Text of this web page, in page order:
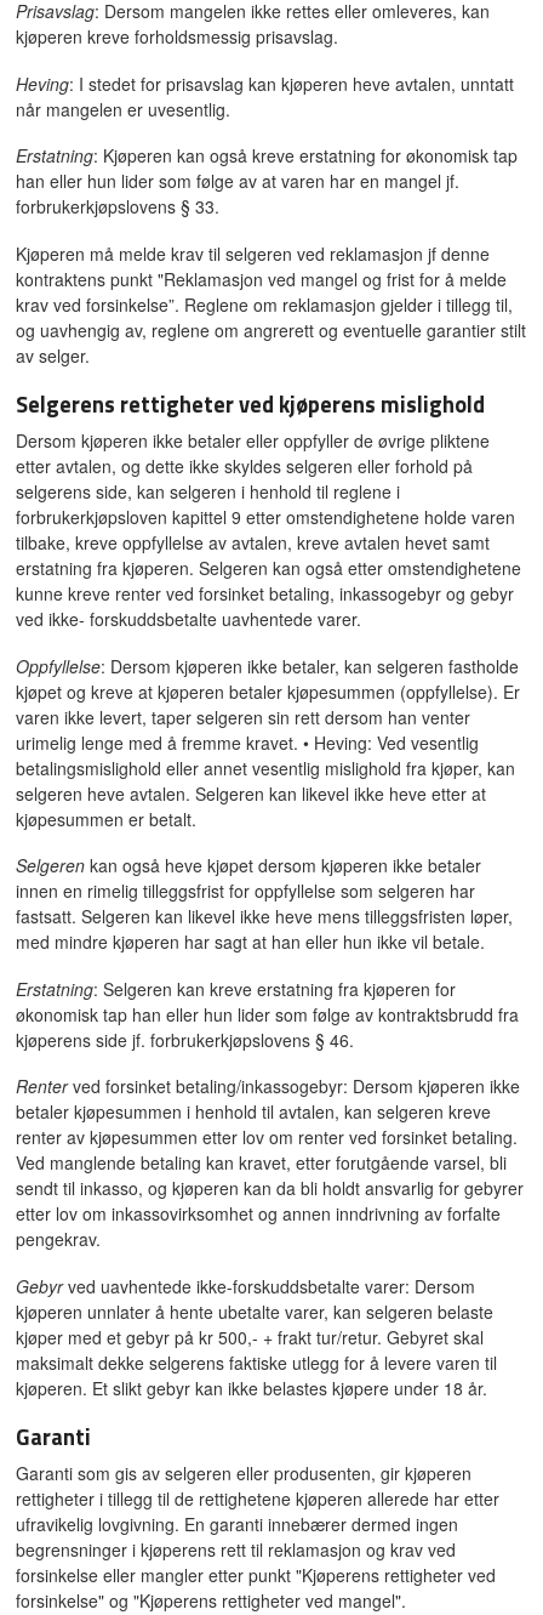
Prisavslag: Dersom mangelen ikke rettes eller omleveres, kan
kjøperen kreve forholdsmessig prisavslag.
Heving: I stedet for prisavslag kan kjøperen heve avtalen, unntatt
når mangelen er uvesentlig.
Erstatning: Kjøperen kan også kreve erstatning for økonomisk tap
han eller hun lider som følge av at varen har en mangel jf.
forbrukerkjøpslovens § 33.
Kjøperen må melde krav til selgeren ved reklamasjon jf denne
kontraktens punkt "Reklamasjon ved mangel og frist for å melde
krav ved forsinkelse”. Reglene om reklamasjon gjelder i tillegg til,
og uavhengig av, reglene om angrerett og eventuelle garantier stilt
av selger.
Selgerens rettigheter ved kjøperens mislighold
Dersom kjøperen ikke betaler eller oppfyller de øvrige pliktene
etter avtalen, og dette ikke skyldes selgeren eller forhold på
selgerens side, kan selgeren i henhold til reglene i
forbrukerkjøpsloven kapittel 9 etter omstendighetene holde varen
tilbake, kreve oppfyllelse av avtalen, kreve avtalen hevet samt
erstatning fra kjøperen. Selgeren kan også etter omstendighetene
kunne kreve renter ved forsinket betaling, inkassogebyr og gebyr
ved ikke- forskuddsbetalte uavhentede varer.
Oppfyllelse: Dersom kjøperen ikke betaler, kan selgeren fastholde
kjøpet og kreve at kjøperen betaler kjøpesummen (oppfyllelse). Er
varen ikke levert, taper selgeren sin rett dersom han venter
urimelig lenge med å fremme kravet. • Heving: Ved vesentlig
betalingsmislighold eller annet vesentlig mislighold fra kjøper, kan
selgeren heve avtalen. Selgeren kan likevel ikke heve etter at
kjøpesummen er betalt.
Selgeren kan også heve kjøpet dersom kjøperen ikke betaler
innen en rimelig tilleggsfrist for oppfyllelse som selgeren har
fastsatt. Selgeren kan likevel ikke heve mens tilleggsfristen løper,
med mindre kjøperen har sagt at han eller hun ikke vil betale.
Erstatning: Selgeren kan kreve erstatning fra kjøperen for
økonomisk tap han eller hun lider som følge av kontraktsbrudd fra
kjøperens side jf. forbrukerkjøpslovens § 46.
Renterved forsinket betaling/inkassogebyr: Dersom kjøperen ikke
betaler kjøpesummen i henhold til avtalen, kan selgeren kreve
renter av kjøpesummen etter lov om renter ved forsinket betaling.
Ved manglende betaling kan kravet, etter forutgående varsel, bli
sendt til inkasso, og kjøperen kan da bli holdt ansvarlig for gebyrer
etter lov om inkassovirksomhet og annen inndrivning av forfalte
pengekrav.
Gebyrved uavhentede ikke-forskuddsbetalte varer: Dersom
kjøperen unnlater å hente ubetalte varer, kan selgeren belaste
kjøper med et gebyr på kr 500,- + frakt tur/retur. Gebyret skal
maksimalt dekke selgerens faktiske utlegg for å levere varen til
kjøperen. Et slikt gebyr kan ikke belastes kjøpere under 18 år.
Garanti
Garanti som gis av selgeren eller produsenten, gir kjøperen
rettigheter i tillegg til de rettighetene kjøperen allerede har etter
ufravikelig lovgivning. En garanti innebærer dermed ingen
begrensninger i kjøperens rett til reklamasjon og krav ved
forsinkelse eller mangler etter punkt "Kjøperens rettigheter ved
forsinkelse" og "Kjøperens rettigheter ved mangel".